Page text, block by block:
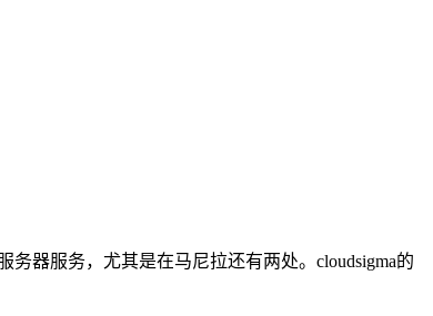
器服务，尤其是在马尼拉还有两处。cloudsigma的